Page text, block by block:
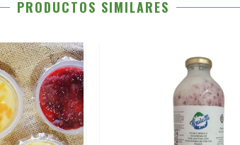
PRODUCTOS SIMILARES